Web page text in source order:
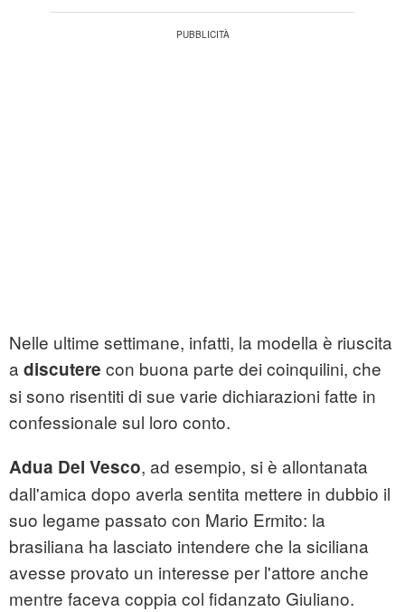
Nelle ultime settimane, infatti, la modella è riuscita
a discutere con buona parte dei coinquilini, che
si sono risentiti di sue varie dichiarazioni fatte in
confessionale sul loro conto.
Adua Del Vesco, ad esempio, si è allontanata
dall'amica dopo averla sentita mettere in dubbio il
suo legame passato con Mario Ermito: la
brasiliana ha lasciato intendere che la siciliana
avesse provato un interesse per l'attore anche
mentre faceva coppia col fidanzato Giuliano.